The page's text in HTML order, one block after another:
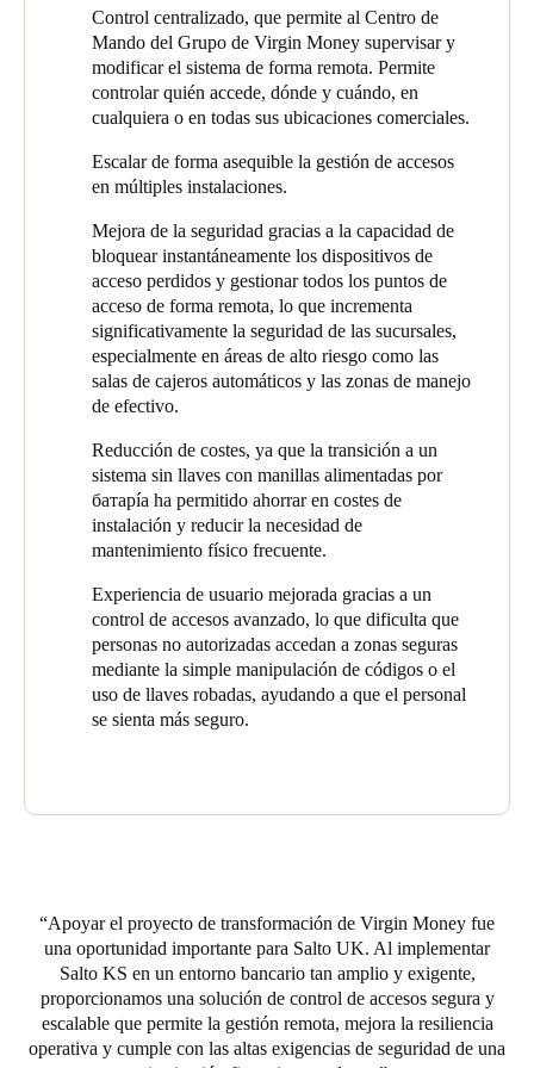
operativa importante. También aumentaba el riesgo de pérdida o
robo de los dispositivos, comprometiendo la seguridad en cada
La magnitud del proyecto hacía que el reto fuera aún más
acceso en al menos 91 sucursales en todo el país. Y, con casi
100.000 eventos de acceso diarios registrados en estas
priorizara la seguridad, la flexibilidad y la fiabilidad.
solución ofrece al equipo de seguridad de Virgin Money una
supervisión total de todas las sucursales, desde cualquier lugar y
en cualquier momento, al tiempo que permite realizar
actualizaciones del sistema sin necesidad de intervención física.
necesidades o incidentes de seguridad, como la pérdida o el robo
de dispositivos. Una vez que un usuario informa de la pérdida de
su dispositivo de acceso, este puede desactivarse al instante, lo
que reduce el riesgo de accesos no autorizados.
Mientras tanto, mejora la experiencia de usuario para el personal
clave, desde los cajeros hasta los gerentes de área. Con Salto
KS, los usuarios pueden ahora disfrutar de un acceso rápido y
seguro a las puertas a través de sus dispositivos móviles, sin
necesidad de llevar dispositivos físicos ni recordar múltiples
códigos. Al ofrecer acceso sin llaves, Salto KS mejora la
comodidad del usuario al tiempo que refuerza la seguridad
Además, Virgin Money puede beneficiarse de un ahorro
considerable de costes. Las manillas inteligentes, alimentadas
por batería e impulsadas por Salto KS, eliminan la necesidad de
realizar un cableado extenso o trabajos eléctricos, reduciendo
significativamente los costes de instalación.
La decisión de Virgin Money de implementar Salto KS
representa un enfoque innovador hacia la seguridad y la gestión
operativa. La solución no solo mejoró la capacidad del banco
para gestionar la seguridad de forma remota, sino que también
activo de gran valor para Virgin Money. La solución se ha
convertido en un elemento fundamental para alcanzar los
objetivos empresariales y operativos de la entidad, mejorando la
seguridad, reduciendo costes y optimizando las operaciones en
toda su red de sucursales..
Control centralizado, que permite al Centro de
Mando del Grupo de Virgin Money supervisar y
modificar el sistema de forma remota. Permite
controlar quién accede, dónde y cuándo, en
cualquiera o en todas sus ubicaciones comerciales.
Escalar de forma asequible la gestión de accesos
en múltiples instalaciones.
Mejora de la seguridad gracias a la capacidad de
bloquear instantáneamente los dispositivos de
acceso perdidos y gestionar todos los puntos de
acceso de forma remota, lo que incrementa
significativamente la seguridad de las sucursales,
especialmente en áreas de alto riesgo como las
salas de cajeros automáticos y las zonas de manejo
de efectivo.
Reducción de costes, ya que la transición a un
sistema sin llaves con manillas alimentadas por
батарía ha permitido ahorrar en costes de
instalación y reducir la necesidad de
mantenimiento físico frecuente.
Experiencia de usuario mejorada gracias a un
control de accesos avanzado, lo que dificulta que
personas no autorizadas accedan a zonas seguras
mediante la simple manipulación de códigos o el
uso de llaves robadas, ayudando a que el personal
se sienta más seguro.
Apoyar el proyecto de transformación de Virgin Money fue
una oportunidad importante para Salto UK. Al implementar
Salto KS en un entorno bancario tan amplio y exigente,
proporcionamos una solución de control de accesos segura y
escalable que permite la gestión remota, mejora la resiliencia
operativa y cumple con las altas exigencias de seguridad de una